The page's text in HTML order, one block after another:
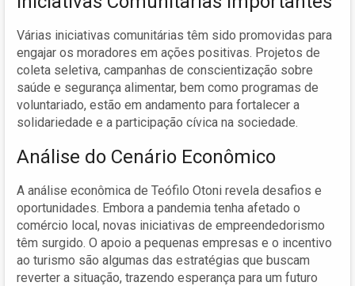
Várias iniciativas comunitárias têm sido promovidas para
engajar os moradores em ações positivas. Projetos de
coleta seletiva, campanhas de conscientização sobre
saúde e segurança alimentar, bem como programas de
voluntariado, estão em andamento para fortalecer a
solidariedade e a participação cívica na sociedade.
Análise do Cenário Econômico
A análise econômica de Teófilo Otoni revela desafios e
oportunidades. Embora a pandemia tenha afetado o
comércio local, novas iniciativas de empreendedorismo
têm surgido. O apoio a pequenas empresas e o incentivo
ao turismo são algumas das estratégias que buscam
reverter a situação, trazendo esperança para um futuro